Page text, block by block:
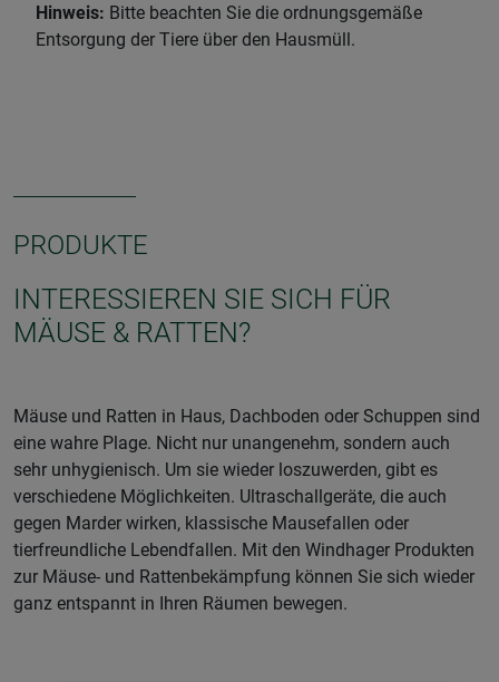
Hinweis: Bitte beachten Sie die ordnungsgemäße
Entsorgung der Tiere über den Hausmüll.
PRODUKTE
INTERESSIEREN SIE SICH FÜR
MÄUSE & RATTEN?
Mäuse und Ratten in Haus, Dachboden oder Schuppen sind
eine wahre Plage. Nicht nur unangenehm, sondern auch
sehr unhygienisch. Um sie wieder loszuwerden, gibt es
verschiedene Möglichkeiten. Ultraschallgeräte, die auch
gegen Marder wirken, klassische Mausefallen oder
tierfreundliche Lebendfallen. Mit den Windhager Produkten
zur Mäuse- und Rattenbekämpfung können Sie sich wieder
ganz entspannt in Ihren Räumen bewegen.